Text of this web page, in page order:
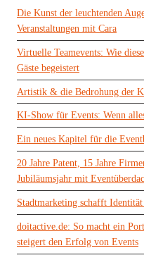
Die Kunst der leuchtenden
Veranstaltungen mit Cara
Virtuelle Teamevents: Wie
Gäste begeistert
Artistik & die Bedrohung der
KI-Show für Events: Wenn
Ein neues Kapitel für die
20 Jahre Patent, 15 Jahre
Jubiläumsjahr mit
Stadtmarketing schafft
doitactive.de: So macht ein
steigert den Erfolg von Events